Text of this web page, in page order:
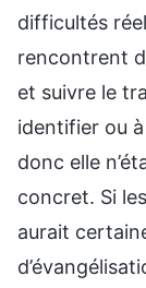
difficultés
rencontrent
et suivre le
identifier ou
donc elle
concret. Si
aurait